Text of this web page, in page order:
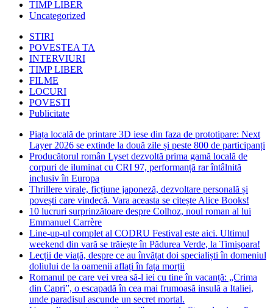
TIMP LIBER
Uncategorized
STIRI
POVESTEA TA
INTERVIURI
TIMP LIBER
FILME
LOCURI
POVESTI
Publicitate
Piața locală de printare 3D iese din faza de prototipare: Next
Layer 2026 se extinde la două zile și peste 800 de participanți
Producătorul român Lyset dezvoltă prima gamă locală de
corpuri de iluminat cu CRI 97, performanță rar întâlnită
inclusiv în Europa
Thrillere virale, ficțiune japoneză, dezvoltare personală și
povești care vindecă. Vara aceasta se citește Alice Books!
10 lucruri surprinzătoare despre Colhoz, noul roman al lui
Emmanuel Carrère
Line-up-ul complet al CODRU Festival este aici. Ultimul
weekend din vară se trăiește în Pădurea Verde, la Timișoara!
Lecții de viață, despre ce au învățat doi specialiști în domeniul
doliului de la oamenii aflați în fața morții
Romanul pe care vei vrea să-l iei cu tine în vacanță: „Crima
din Capri”, o escapadă în cea mai frumoasă insulă a Italiei,
unde paradisul ascunde un secret mortal.